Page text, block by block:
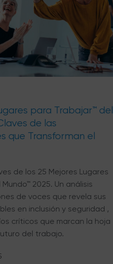
para Trabajar™ del
de las
que Transforman el
de los 25 Mejores Lugares
2025. Un análisis
de voces que revela sus
en inclusión y seguridad ,
críticos que marcan la hoja
del trabajo.